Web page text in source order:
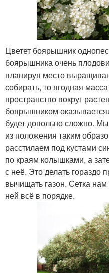
Цветет боярышник
боярышника очень
планируя место
собирать, то ягодная
пространство вокруг
боярышником
будет довольно сложно.
из положения таким
расстилаем под кустами
по краям колышками, а
с неё. Это делать гораздо
вычищать газон. Сетка
ней всё в порядке.